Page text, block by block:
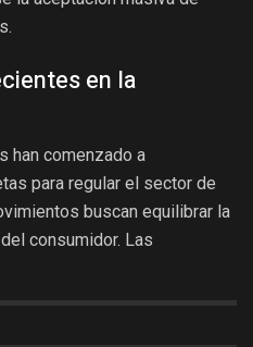
en la
han comenzado a
para regular el sector de
buscan equilibrar la
consumidor. Las